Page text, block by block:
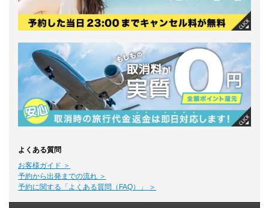
よくある質問
お客様ガイド ＞
予約から出発までの流れ ＞
予約に関する「よくある質問（FAQ）」 ＞